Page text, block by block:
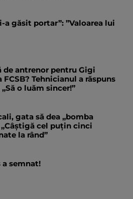
a găsit portar”: ”Valoarea lui
de antrenor pentru Gigi
FCSB? Tehnicianul a răspuns
o luăm sincer!”
gata să dea „bomba
cel puțin cinci
la rând”
semnat!